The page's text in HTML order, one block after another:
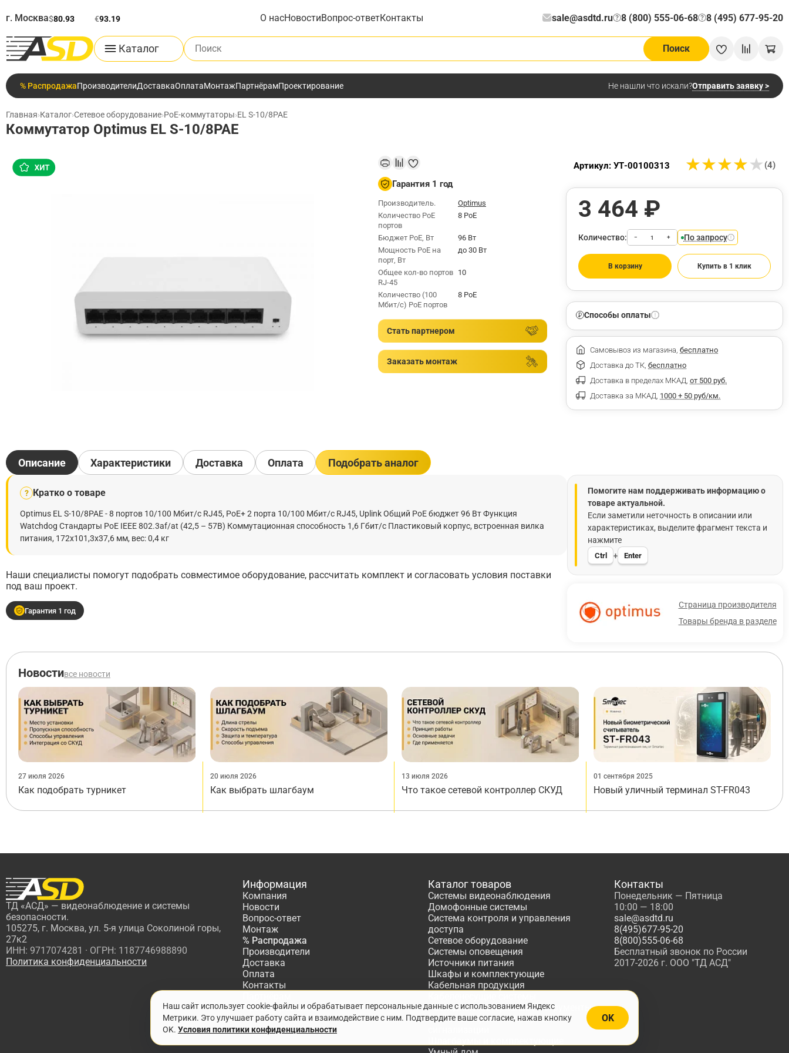
г. Москва$80.93 €93.19 О насНовостиВопрос-ответКонтакты sale@asdtd.ru 8 (800) 555-06-68
? 8 (495) 677-95-20
?
Каталог
Поиск по каталогу
Поиск
% РаспродажаПроизводителиДоставкаОплатаМонтажПартнёрамПроектирование Не нашли что искали?Отправить заявку >
Главная›Каталог›Сетевое оборудование›PoE-коммутаторы›EL S-10/8PAE
Коммутатор Optimus EL S-10/8PAE
Гарантия 1 год
Производитель.
Optimus
Количество PoE
портов
8 PoE
Бюджет РоЕ, Вт
96 Вт
Мощность РоЕ на
порт, Вт
до 30 Вт
Общее кол-во портов
RJ-45
10
Количество (100
Мбит/с) PoE портов
8 PoE
Стать партнером
Заказать монтаж
★★★★★
★★★★★ (4)
Артикул: УТ-00100313
3 464 ₽
Количество: − + По запросу
В корзину Купить в 1 клик
Способы оплаты
Самовывоз из магазина, бесплатно
Доставка до ТК, бесплатно
Доставка в пределах МКАД, от 500 руб.
Доставка за МКАД, 1000 + 50 руб/км.
Описание
? Кратко о товаре
Optimus EL S-10/8PAE - 8 портов 10/100 Мбит/с RJ45, PoE+ 2 порта 10/100 Мбит/с RJ45, Uplink Общий PoE бюджет 96 Вт Функция
Watchdog Стандарты PoE IEEE 802.3af/at (42,5 – 57В) Коммутационная способность 1,6 Гбит/с Пластиковый корпус, встроенная вилка
питания, 172х101,3х37,6 мм, вес: 0,4 кг
Наши специалисты помогут подобрать совместимое оборудование, рассчитать комплект и согласовать условия поставки
под ваш проект.
Гарантия 1 год
Помогите нам поддерживать информацию о
товаре актуальной.
Если заметили неточность в описании или
характеристиках, выделите фрагмент текста и
нажмите
Ctrl + Enter
Страница производителя
Товары бренда в разделе
Характеристики Доставка Оплата Подобрать аналог
Новостивсе новости
27 июля 2026
Как подобрать турникет
20 июля 2026
Как выбрать шлагбаум
13 июля 2026
Что такое сетевой контроллер СКУД
01 сентября 2025
Новый уличный терминал ST-FR043
ТД «АСД» — видеонаблюдение и системы
безопасности.
105275, г. Москва, ул. 5-я улица Соколиной горы,
27к2
ИНН: 9717074281 · ОГРН: 1187746988890
Политика конфиденциальности
Информация
Компания
Новости
Вопрос-ответ
Монтаж
% Распродажа
Производители
Доставка
Оплата
Контакты
Проектирование
Каталог товаров
Системы видеонаблюдения
Домофонные системы
Система контроля и управления
доступа
Сетевое оборудование
Системы оповещения
Источники питания
Шкафы и комплектующие
Кабельная продукция
Расходные материалы, Инструменты
Системы охранно-пожарной
Контакты
Понедельник — Пятница
10:00 — 18:00
sale@asdtd.ru
8(495)677-95-20
8(800)555-06-68
Бесплатный звонок по России
2017-2026 г. ООО "ТД АСД"
Наш сайт использует cookie-файлы и обрабатывает персональные данные с использованием Яндекс
Метрики. Это улучшает работу сайта и взаимодействие с ним. Подтвердите ваше согласие, нажав кнопку
OK. Условия политики конфиденциальности
OK